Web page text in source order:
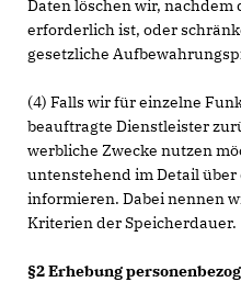
Daten löschen wir,
erforderlich ist, oder
gesetzliche
(4) Falls wir für einzelne
beauftragte Dienstleister
werbliche Zwecke nutzen
untenstehend im Detail über
informieren. Dabei nennen
Kriterien der Speicherdauer.
§2 Erhebung